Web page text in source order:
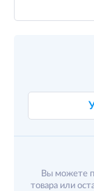
Вы можете
товара или